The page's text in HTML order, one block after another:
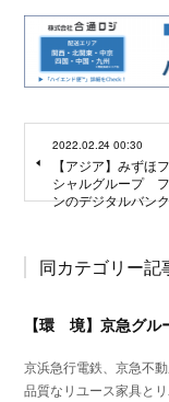
2022.02.24 00:30
【アジア】みずほ
シャルグループ
ンのデジタルバン
同カテゴリー記
京浜急行電鉄、京急不
品質なリユース家具と